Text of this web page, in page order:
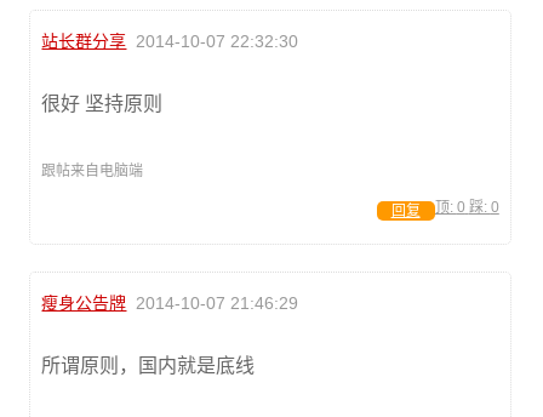
站长群分享 2014-10-07 22:32:30
很好 坚持原则
跟帖来自电脑端
顶: 0 踩: 0
回复
瘦身公告牌 2014-10-07 21:46:29
所谓原则，国内就是底线